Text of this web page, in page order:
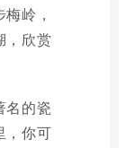
岭，
，欣赏
名的瓷
，你可